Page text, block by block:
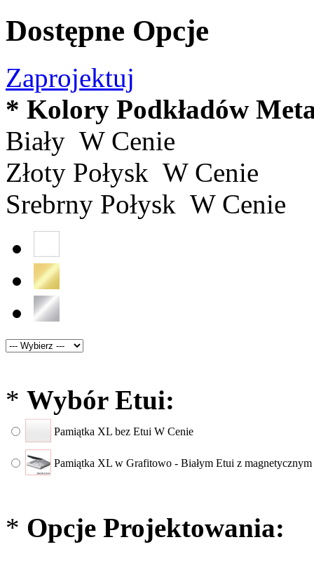
Dostępne Opcje
Zaprojektuj
* Kolory Podkładów
Biały W Cenie
Złoty Połysk W Cenie
Srebrny Połysk W Cenie
* Wybór Etui:
Pamiątka XL bez Etui W Cenie
Pamiątka XL w Grafitowo - Białym Etui z
* Opcje Projektowania: